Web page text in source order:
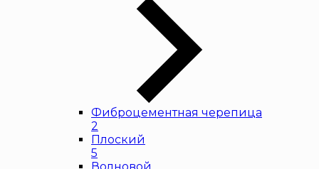
Фиброцементная черепица
2
Плоский
5